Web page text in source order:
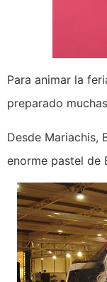
Para animar la
preparado
Desde Mariachis,
enorme pastel de